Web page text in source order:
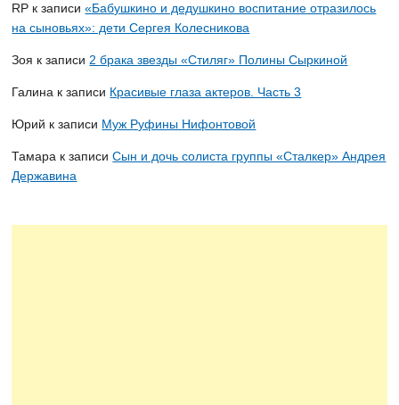
RP к записи«Бабушкино и дедушкино воспитание отразилось
на сыновьях»: дети Сергея Колесникова
Зоя к записи 2 брака звезды «Стиляг» Полины Сыркиной
Галина к записи Красивые глаза актеров. Часть 3
Юрий к записи Муж Руфины Нифонтовой
Тамара к записиСын и дочь солиста группы «Сталкер» Андрея
Державина